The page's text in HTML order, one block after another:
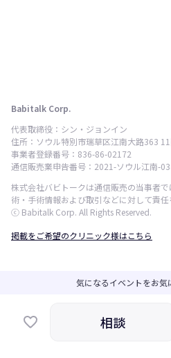
気になるイベントをお気
相談
Babitalk Corp.
代表取締役：シン・ジョンイン
住所：ソウル特別市瑞草区江南大路363
事業者登録番号：836-86-02172
通信販売業申告番号：2021-ソウル江南-
株式会社バビトークは通信販売の当事者
術・手術情報および取引などに対して責任
ⓒ Babitalk Corp. All Rights Reserved.
掲載をご希望のクリニック様はこちら